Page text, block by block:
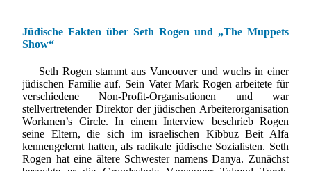
Jüdische Fakten über Seth Rogen und „The Muppets
Show“
Seth Rogen stammt aus Vancouver und wuchs in einer
jüdischen Familie auf. Sein Vater Mark Rogen arbeitete für
verschiedene Non-Profit-Organisationen und war
stellvertretender Direktor der jüdischen Arbeiterorganisation
Workmen’s Circle. In einem Interview beschrieb Rogen
seine Eltern, die sich im israelischen Kibbuz Beit Alfa
kennengelernt hatten, als radikale jüdische Sozialisten. Seth
Rogen hat eine ältere Schwester namens Danya. Zunächst